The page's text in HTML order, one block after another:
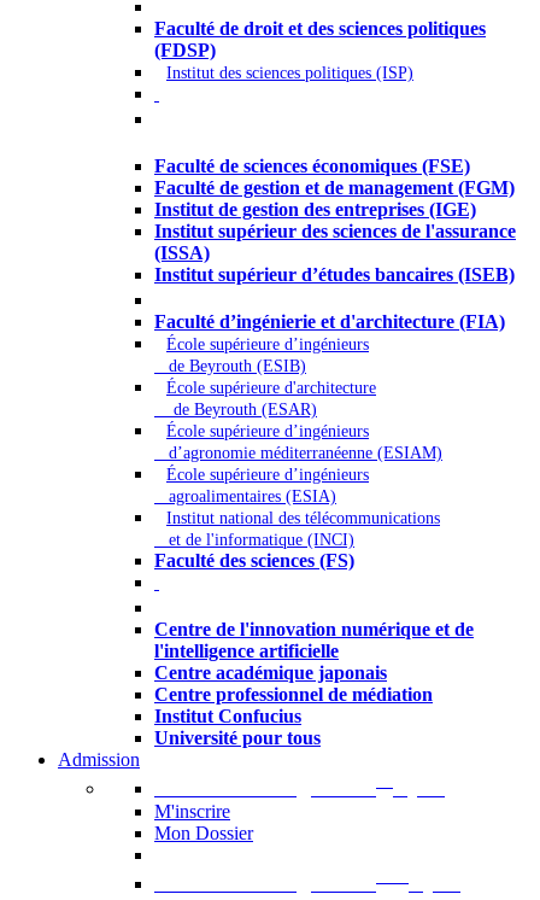
Faculté de droit et des sciences politiques
(FDSP)
Institut des sciences politiques (ISP)
Faculté de sciences économiques (FSE)
Faculté de gestion et de management (FGM)
Institut de gestion des entreprises (IGE)
Institut supérieur des sciences de l'assurance
(ISSA)
Institut supérieur d’études bancaires (ISEB)
Faculté d’ingénierie et d'architecture (FIA)
École supérieure d’ingénieurs
de Beyrouth (ESIB)
École supérieure d'architecture
de Beyrouth (ESAR)
École supérieure d’ingénieurs
d’agronomie méditerranéenne (ESIAM)
École supérieure d’ingénieurs
agroalimentaires (ESIA)
Institut national des télécommunications
et de l'informatique (INCI)
Faculté des sciences (FS)
Centre de l'innovation numérique et de
l'intelligence artificielle
Centre académique japonais
Centre professionnel de médiation
Institut Confucius
Université pour tous
Admission
M'inscrire
Mon Dossier